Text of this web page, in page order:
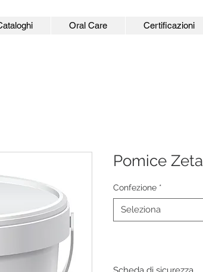
Oral Care Certificazioni
Pomice Zeta
Confezione *
Seleziona